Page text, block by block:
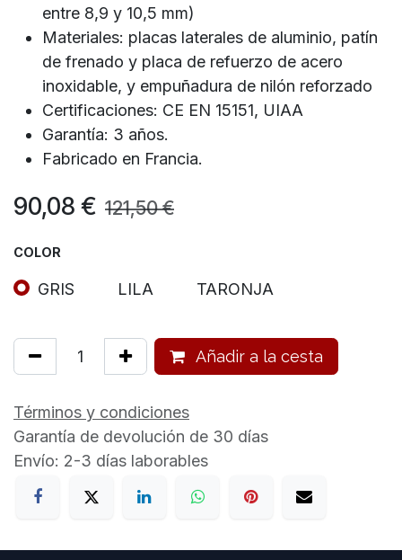
entre 8,9 y 10,5 mm)
Materiales: placas laterales de aluminio, patín
de frenado y placa de refuerzo de acero
inoxidable, y empuñadura de nilón reforzado
Certificaciones: CE EN 15151, UIAA
Garantía: 3 años.
Fabricado en Francia.
90,08 € 121,50€
COLOR
GRIS LILA TARONJA
Añadir a la cesta
Términos y condiciones
Garantía de devolución de 30 días
Envío: 2-3 días laborables